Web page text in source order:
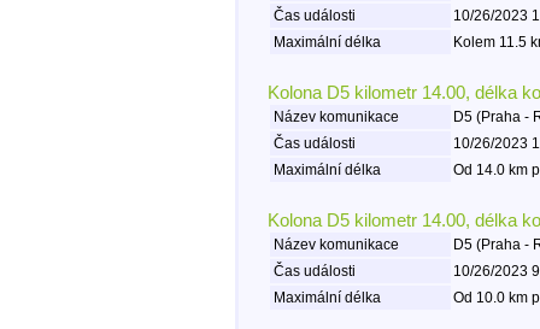
Čas události
10/26/2023
Maximální délka
Kolem 11.5
Kolona D5 kilometr 14.00, délka
Název komunikace
D5 (Praha -
Čas události
10/26/2023
Maximální délka
Od 14.0 km
Kolona D5 kilometr 14.00, délka
Název komunikace
D5 (Praha -
Čas události
10/26/2023
Maximální délka
Od 10.0 km